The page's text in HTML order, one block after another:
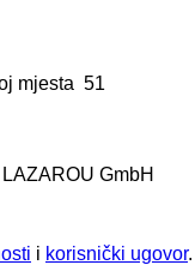
mjesta 51
GmbH
i korisnički ugovor.